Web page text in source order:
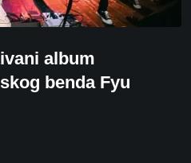
album
benda Fyu